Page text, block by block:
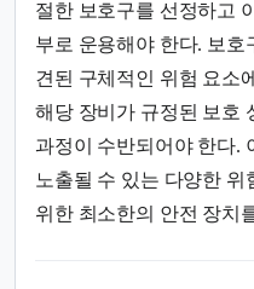
절한 보호구를 선정하고
부로 운용해야 한다. 보
견된 구체적인 위험 요소
해당 장비가 규정된 보호
과정이 수반되어야 한다.
노출될 수 있는 다양한 위
위한 최소한의 안전 장치